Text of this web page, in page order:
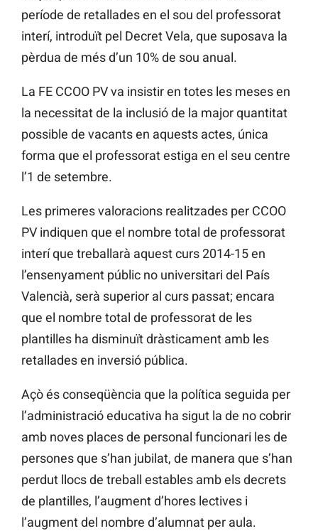
període de retallades en el sou del professorat
interí, introduït pel Decret Vela, que suposava la
pèrdua de més d’un 10% de sou anual.
La FE CCOO PV va insistir en totes les meses en
la necessitat de la inclusió de la major quantitat
possible de vacants en aquests actes, única
forma que el professorat estiga en el seu centre
l’1 de setembre.
Les primeres valoracions realitzades per CCOO
PV indiquen que el nombre total de professorat
interí que treballarà aquest curs 2014-15 en
l’ensenyament públic no universitari del País
Valencià, serà superior al curs passat; encara
que el nombre total de professorat de les
plantilles ha disminuït dràsticament amb les
retallades en inversió pública.
Açò és conseqüència que la política seguida per
l’administració educativa ha sigut la de no cobrir
amb noves places de personal funcionari les de
persones que s’han jubilat, de manera que s’han
perdut llocs de treball estables amb els decrets
de plantilles, l’augment d’hores lectives i
l’augment del nombre d’alumnat per aula.